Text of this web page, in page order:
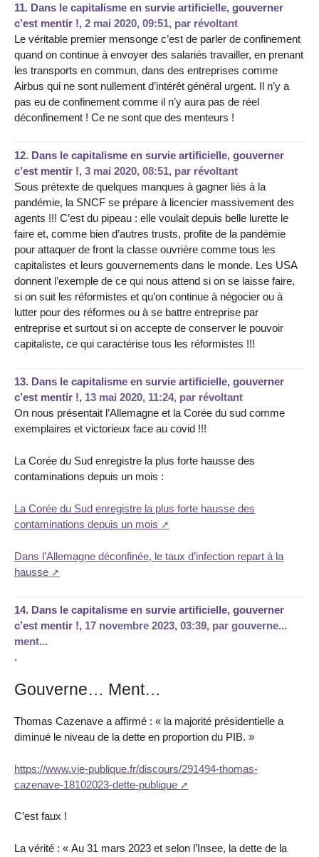
11. Dans le capitalisme en survie artificielle, gouverner
c’est mentir !, 2 mai 2020, 09:51, par révoltant
Le véritable premier mensonge c’est de parler de confinement
quand on continue à envoyer des salariés travailler, en prenant
les transports en commun, dans des entreprises comme
Airbus qui ne sont nullement d’intérêt général urgent. Il n’y a
pas eu de confinement comme il n’y aura pas de réel
déconfinement ! Ce ne sont que des menteurs !
12. Dans le capitalisme en survie artificielle, gouverner
c’est mentir !, 3 mai 2020, 08:51, par révoltant
Sous prétexte de quelques manques à gagner liés à la
pandémie, la SNCF se prépare à licencier massivement des
agents !!! C’est du pipeau : elle voulait depuis belle lurette le
faire et, comme bien d’autres trusts, profite de la pandémie
pour attaquer de front la classe ouvrière comme tous les
capitalistes et leurs gouvernements dans le monde. Les USA
donnent l’exemple de ce qui nous attend si on se laisse faire,
si on suit les réformistes et qu’on continue à négocier ou à
lutter pour des réformes ou à se battre entreprise par
entreprise et surtout si on accepte de conserver le pouvoir
capitaliste, ce qui caractérise tous les réformistes !!!
13. Dans le capitalisme en survie artificielle, gouverner
c’est mentir !, 13 mai 2020, 11:24, par révoltant
On nous présentait l’Allemagne et la Corée du sud comme
exemplaires et victorieux face au covid !!!
La Corée du Sud enregistre la plus forte hausse des
contaminations depuis un mois :
La Corée du Sud enregistre la plus forte hausse des
contaminations depuis un mois
Dans l’Allemagne déconfinée, le taux d’infection repart à la
hausse
14. Dans le capitalisme en survie artificielle, gouverner
c’est mentir !, 17 novembre 2023, 03:39, par gouverne...
ment...
.
Gouverne… Ment…
Thomas Cazenave a affirmé : « la majorité présidentielle a
diminué le niveau de la dette en proportion du PIB. »
https://www.vie-publique.fr/discours/291494-thomas-
cazenave-18102023-dette-publique
C’est faux !
La vérité : « Au 31 mars 2023 et selon l’Insee, la dette de la